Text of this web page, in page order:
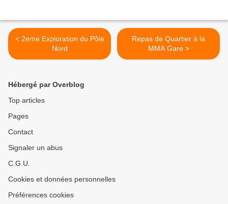
< 2eme Exploration du Pôle
Nord
Repas de Quartier à la
MMA Gare >
Hébergé par Overblog
Top articles
Pages
Contact
Signaler un abus
C.G.U.
Cookies et données personnelles
Préférences cookies